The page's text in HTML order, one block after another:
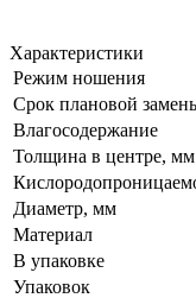
Характеристики
Режим ношения
Срок плановой
Влагосодержание
Толщина в центре, мм
Диаметр, мм
Материал
В упаковке
Упаковок